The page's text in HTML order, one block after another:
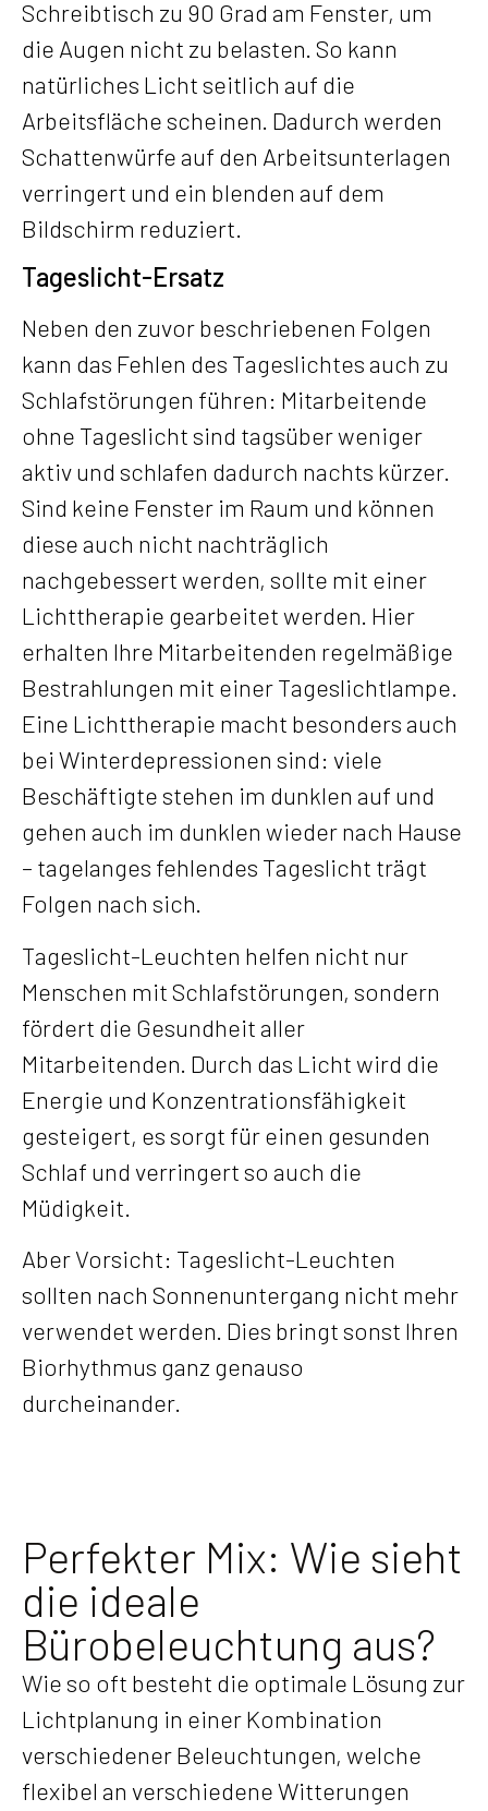
Schreibtisch zu 90 Grad am Fenster, um
die Augen nicht zu belasten. So kann
natürliches Licht seitlich auf die
Arbeitsfläche scheinen. Dadurch werden
Schattenwürfe auf den Arbeitsunterlagen
verringert und ein blenden auf dem
Bildschirm reduziert.
Tageslicht-Ersatz
Neben den zuvor beschriebenen Folgen
kann das Fehlen des Tageslichtes auch zu
Schlafstörungen führen: Mitarbeitende
ohne Tageslicht sind tagsüber weniger
aktiv und schlafen dadurch nachts kürzer.
Sind keine Fenster im Raum und können
diese auch nicht nachträglich
nachgebessert werden, sollte mit einer
Lichttherapie gearbeitet werden. Hier
erhalten Ihre Mitarbeitenden regelmäßige
Bestrahlungen mit einer Tageslichtlampe.
Eine Lichttherapie macht besonders auch
bei Winterdepressionen sind: viele
Beschäftigte stehen im dunklen auf und
gehen auch im dunklen wieder nach Hause
– tagelanges fehlendes Tageslicht trägt
Folgen nach sich.
Tageslicht-Leuchten helfen nicht nur
Menschen mit Schlafstörungen, sondern
fördert die Gesundheit aller
Mitarbeitenden. Durch das Licht wird die
Energie und Konzentrationsfähigkeit
gesteigert, es sorgt für einen gesunden
Schlaf und verringert so auch die
Müdigkeit.
Aber Vorsicht: Tageslicht-Leuchten
sollten nach Sonnenuntergang nicht mehr
verwendet werden. Dies bringt sonst Ihren
Biorhythmus ganz genauso
durcheinander.
Perfekter Mix: Wie sieht
die ideale
Bürobeleuchtung aus?
Wie so oft besteht die optimale Lösung zur
Lichtplanung in einer Kombination
verschiedener Beleuchtungen, welche
flexibel an verschiedene Witterungen